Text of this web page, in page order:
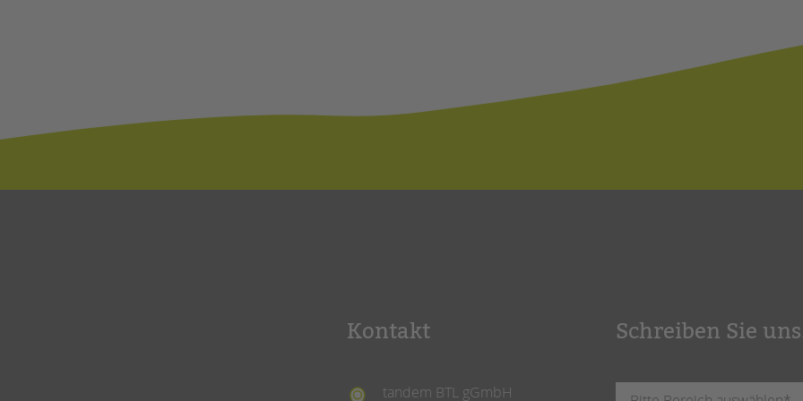
Kontakt
tandem BTL gGmbH
Schreiben Sie